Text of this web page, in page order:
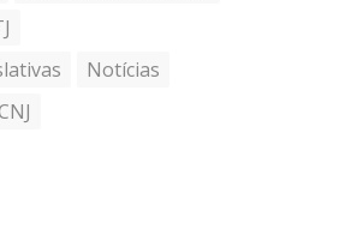
Notícias